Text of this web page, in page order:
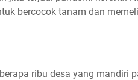
bercocok tanam dan
ribu desa yang mandiri